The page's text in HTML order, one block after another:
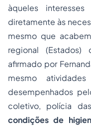
àqueles
diretamente às
mesmo que
regional
afirmado por
mesmo
desempenhados
coletivo, polícia
condições de